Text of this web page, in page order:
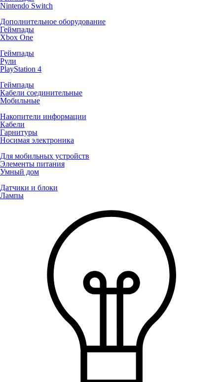
Nintendo Switch
Дополнительное оборудование
Геймпады
Xbox One
Геймпады
Рули
PlayStation 4
Геймпады
Кабели соединительные
Мобильные
Накопители информации
Кабели
Гарнитуры
Носимая электроника
Для мобильных устройств
Элементы питания
Умный дом
Датчики и блоки
Лампы